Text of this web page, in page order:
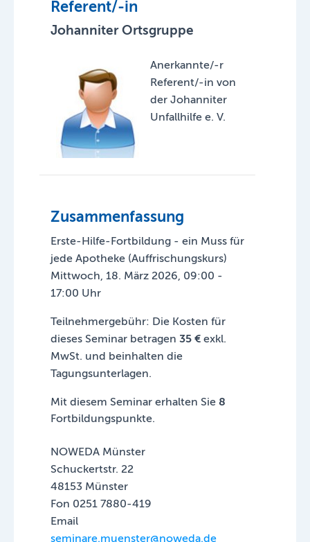
Referent/-in
Johanniter Ortsgruppe
Anerkannte/-r
Referent/-in von
der Johanniter
Unfallhilfe e. V.
Zusammenfassung
Erste-Hilfe-Fortbildung - ein Muss für
jede Apotheke (Auffrischungskurs)
Mittwoch, 18. März 2026, 09:00 -
17:00 Uhr
Teilnehmergebühr: Die Kosten für
dieses Seminar betragen 35 €exkl.
MwSt. und beinhalten die
Tagungsunterlagen.
Mit diesem Seminar erhalten Sie 8
Fortbildungspunkte.
NOWEDA Münster
Schuckertstr. 22
48153 Münster
Fon 0251 7880-419
Email
seminare.muenster@noweda.de